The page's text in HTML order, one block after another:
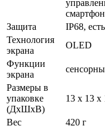
Защита
IP68, есть
Технология
экрана
OLED
Функции
экрана
Размеры в
упаковке
(ДхШхВ)
13 x 13 x
Вес 420 г